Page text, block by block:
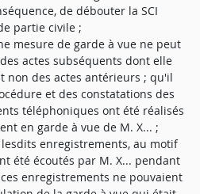
de débouter la SCI
partie civile ;
mesure de garde à vue ne peut
actes subséquents dont elle
non des actes antérieurs ; qu'il
et des constatations des
téléphoniques ont été réalisés
en garde à vue de M. X... ;
enregistrements, au motif
été écoutés par M. X... pendant
enregistrements ne pouvaient